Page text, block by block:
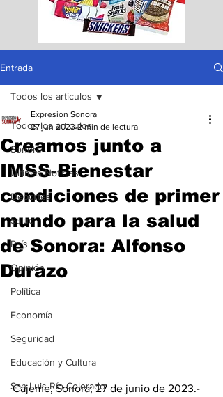
Entrada
Todos los articulos
Sonora
Ultimas Noticias
Deportes
Salud
País
Opinión
Política
Economía
Seguridad
Educación y Cultura
San Luis Río Colorado
Todos los articulos
Creamos junto a
IMSS-Bienestar
condiciones de primer
mundo para la salud
de Sonora: Alfonso
Durazo
Expresion Sonora
27 jun 2023 2 min de lectura
Cajeme, Sonora; 27 de junio de 2023.-